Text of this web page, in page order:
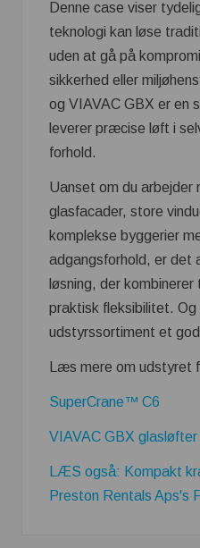
Denne case viser
teknologi kan løse
uden at gå på
sikkerhed eller
og VIAVAC GBX er en
leverer præcise løft i
forhold.
Uanset om du arbejder
glasfacader, store
komplekse byggerier
adgangsforhold, er det
løsning, der
praktisk fleksibilitet. Og
udstyrssortiment et
Læs mere om udstyret
SuperCrane™ C6
VIAVAC GBX glasløfter
LÆS også: Kompakt
Preston Rentals Aps's